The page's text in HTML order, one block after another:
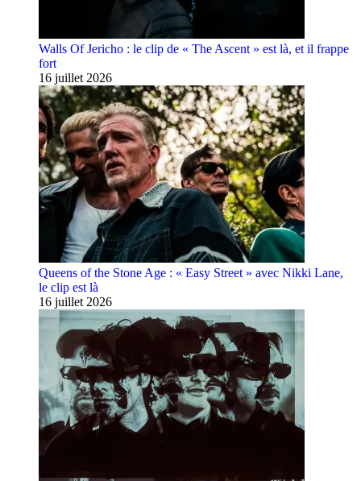
Walls Of Jericho : le clip de « The Ascent » est là, et il frappe
fort
16 juillet 2026
Queens of the Stone Age : « Easy Street » avec Nikki Lane,
le clip est là
16 juillet 2026